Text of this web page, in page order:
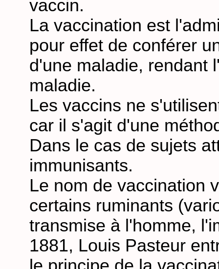
vaccin.
La vaccination est
pour effet de conférer
d'une maladie, rendant
maladie.
Les vaccins ne
car il s'agit d'une
Dans le cas de sujets
immunisants.
Le nom de vaccination
certains ruminants
transmise à l'homme,
1881, Louis Pasteur